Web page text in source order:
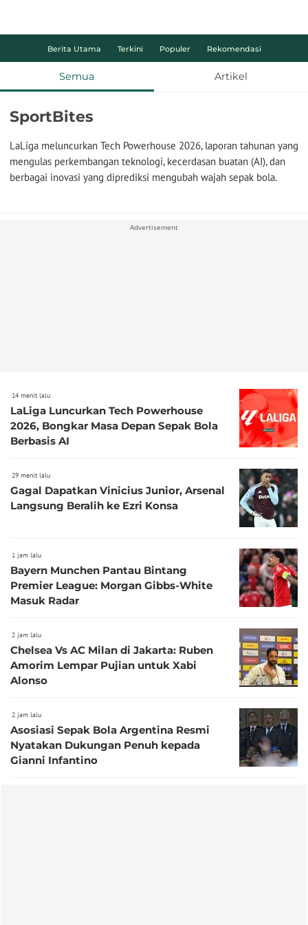
Berita Utama Terkini Populer Rekomendasi
Semua Artikel
SportBites
LaLiga meluncurkan Tech Powerhouse 2026, laporan tahunan yang
mengulas perkembangan teknologi, kecerdasan buatan (AI), dan
berbagai inovasi yang diprediksi mengubah wajah sepak bola.
Advertisement
14 menit lalu
LaLiga Luncurkan Tech Powerhouse
2026, Bongkar Masa Depan Sepak Bola
Berbasis AI
29 menit lalu
Gagal Dapatkan Vinicius Junior, Arsenal
Langsung Beralih ke Ezri Konsa
1 jam lalu
Bayern Munchen Pantau Bintang
Premier League: Morgan Gibbs-White
Masuk Radar
2 jam lalu
Chelsea Vs AC Milan di Jakarta: Ruben
Amorim Lempar Pujian untuk Xabi
Alonso
2 jam lalu
Asosiasi Sepak Bola Argentina Resmi
Nyatakan Dukungan Penuh kepada
Gianni Infantino